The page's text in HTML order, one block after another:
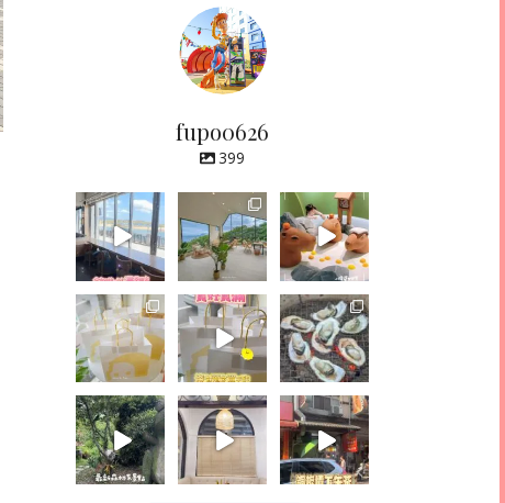
fupo0626
399